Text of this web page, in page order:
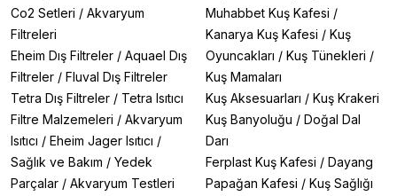
Co2 Setleri / Akvaryum
Filtreleri
Eheim Dış Filtreler / Aquael Dış
Filtreler / Fluval Dış Filtreler
Tetra Dış Filtreler / Tetra Isıtıcı
Filtre Malzemeleri / Akvaryum
Isıtıcı / Eheim Jager Isıtıcı /
Sağlık ve Bakım / Yedek
Parçalar / Akvaryum Testleri
Muhabbet Kuş Kafesi /
Kanarya Kuş Kafesi / Kuş
Oyuncakları / Kuş Tünekleri /
Kuş Mamaları
Kuş Aksesuarları / Kuş Krakeri
Kuş Banyoluğu / Doğal Dal
Darı
Ferplast Kuş Kafesi / Dayang
Papağan Kafesi / Kuş Sağlığı